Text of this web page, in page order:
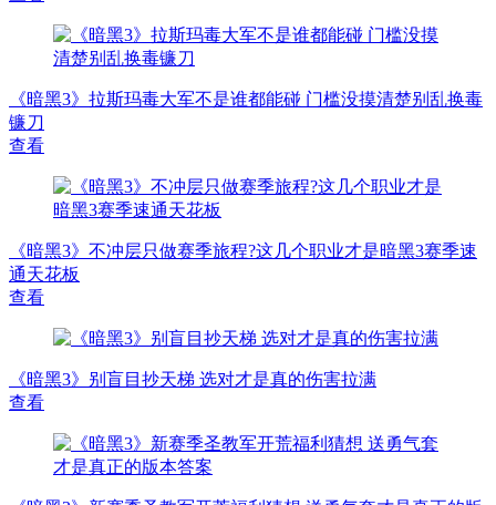
《暗黑3》拉斯玛毒大军不是谁都能碰 门槛没摸清楚别乱换毒
镰刀
查看
《暗黑3》不冲层只做赛季旅程?这几个职业才是暗黑3赛季速
通天花板
查看
《暗黑3》别盲目抄天梯 选对才是真的伤害拉满
查看